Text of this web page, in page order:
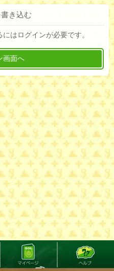
き込む
はログインが必要です。
画面へ